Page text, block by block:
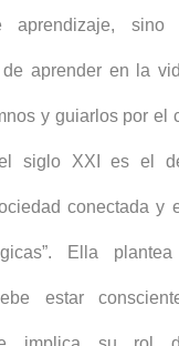
aprendizaje,
de aprender en la
y guiarlos por el
siglo XXI es el
conectada y
Ella
estar